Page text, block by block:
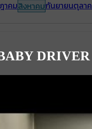
าคมสิงหาคมกันยายนตุลา